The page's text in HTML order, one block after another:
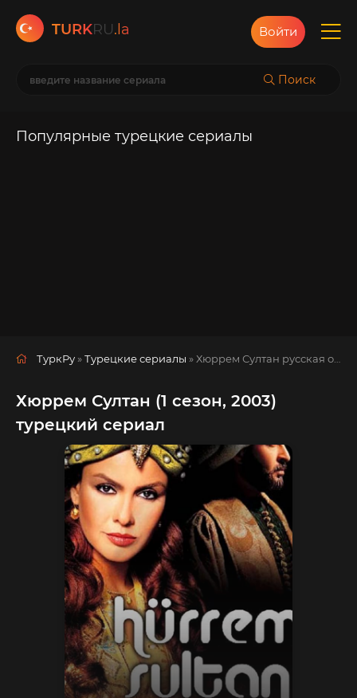
TURKRU.la
Поиск
Войти
Популярные турецкие сериалы
ТуркРу »Турецкие сериалы » Хюррем Султан русская озвучка смотреть полностью онлайн!
Хюррем Султан (1 сезон, 2003)
турецкий сериал